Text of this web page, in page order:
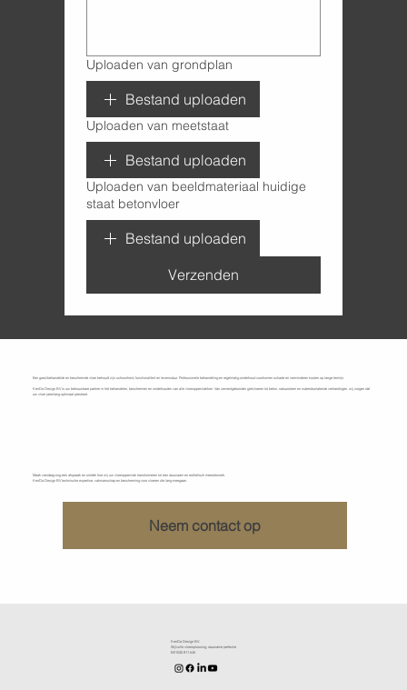
Uploaden van grondplan
Bestand uploaden
Uploaden van meetstaat
Bestand uploaden
Uploaden van beeldmateriaal huidige
staat betonvloer
Bestand uploaden
Verzenden
Een goed behandelde en beschermde vloer behoudt zijn schoonheid, functionaliteit en levensduur. Professionele behandeling en regelmatig onderhoud voorkomen schade en verminderen kosten op lange termijn.
KenDa Design BV is uw betrouwbare partner in het behandelen, beschermen en onderhouden van alle vloeroppervlakken. Van cementgebonden gietvloeren tot beton, natuursteen en waterdoorlatende verhardingen, wij zorgen dat
uw vloer jarenlang optimaal presteert.
Maak vandaag nog een afspraak en ontdek hoe wij uw vloeroppervlak transformeren tot een duurzaam en esthetisch meesterwerk.
KenDa Design BV technische expertise, vakmanschap en bescherming voor vloeren die lang meegaan.
Neem contact op
KenDa Design BV.
Stijlvolle vloeroplossing, duurzame perfectie
BE1030.911.545